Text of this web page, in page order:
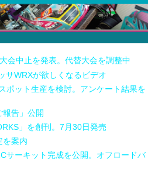
会中止を発表。代替大会を調整中
サWRXが欲しくなるビデオ
ポット生産を検討。アンケート結果を
告」公開
」を創刊。7月30日発売
を案内
サーキット完成を公開。オフロードバ